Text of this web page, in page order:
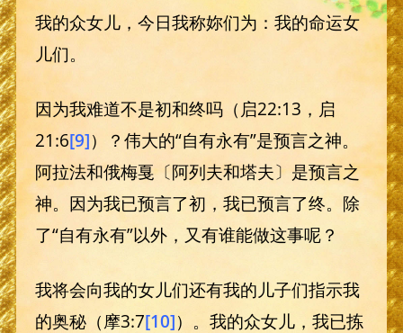
我的众女儿，今日我称妳们为：我的命运女
儿们。
因为我难道不是初和终吗（启22:13，启
21:6[9]）？伟大的“自有永有”是预言之神。
阿拉法和俄梅戛〔阿列夫和塔夫〕是预言之
神。因为我已预言了初，我已预言了终。除
了“自有永有”以外，又有谁能做这事呢？
我将会向我的女儿们还有我的儿子们指示我
的奥秘（摩3:7[10]）。我的众女儿，我已拣